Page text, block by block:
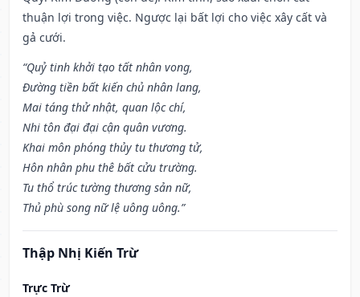
thuận lợi trong việc. Ngược lại bất lợi cho việc xây cất và
gả cưới.
“Quỷ tinh khởi tạo tất nhân vong,
Đường tiền bất kiến chủ nhân lang,
Mai táng thử nhật, quan lộc chí,
Nhi tôn đại đại cận quân vương.
Khai môn phóng thủy tu thương tử,
Hôn nhân phu thê bất cửu trường.
Tu thổ trúc tường thương sản nữ,
Thủ phù song nữ lệ uông uông.”
Thập Nhị Kiến Trừ
Trực Trừ